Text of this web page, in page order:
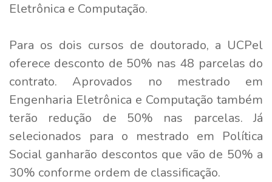
Eletrônica e Computação.
Para os dois cursos de doutorado, a UCPel
oferece desconto de 50% nas 48 parcelas do
contrato. Aprovados no mestrado em
Engenharia Eletrônica e Computação também
terão redução de 50% nas parcelas. Já
selecionados para o mestrado em Política
Social ganharão descontos que vão de 50% a
30% conforme ordem de classificação.